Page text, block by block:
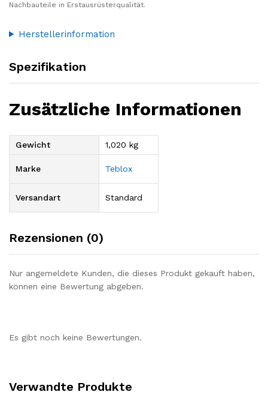
Nachbauteile in Erstausrüsterqualität.
Herstellerinformation
Spezifikation
Zusätzliche Informationen
Gewicht 1,020 kg
Marke Teblox
Versandart Standard
Rezensionen (0)
Nur angemeldete Kunden, die dieses Produkt gekauft haben,
können eine Bewertung abgeben.
Es gibt noch keine Bewertungen.
Verwandte Produkte